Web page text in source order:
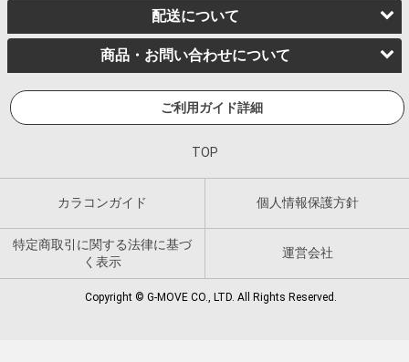
配送について
商品・お問い合わせについて
ご利用ガイド詳細
TOP
カラコンガイド 個人情報保護方針
特定商取引に関する法律に基づ
く表示
運営会社
Copyright © G-MOVE CO., LTD. All Rights Reserved.